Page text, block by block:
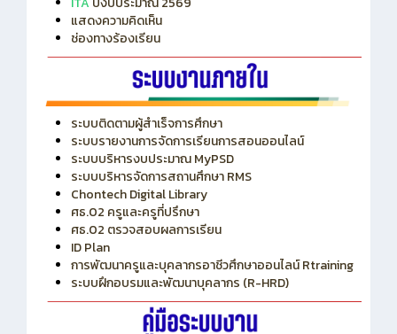
ITA ปีงบประมาณ 2568
ITAปีงบประมาณ 2569
แสดงความคิดเห็น
ช่องทางร้องเรียน
ระบบติดตามผู้สำเร็จการศึกษา
ระบบรายงานการจัดการเรียนการสอนออนไลน์
ระบบบริหารงบประมาณ MyPSD
ระบบบริหารจัดการสถานศึกษา RMS
Chontech Digital Library
ศธ.02 ครูและครูที่ปรึกษา
ศธ.02 ตรวจสอบผลการเรียน
ID Plan
การพัฒนาครูและบุคลากรอาชีวศึกษาออนไลน์ Rtraining
ระบบฝึกอบรมและพัฒนาบุคลากร (R-HRD)